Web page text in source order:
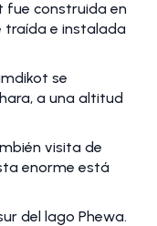
fue construida en
traída e instalada
se
a una altitud
visita de
enorme está
del lago Phewa.